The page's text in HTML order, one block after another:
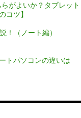
がよいか？タブレット
コツ】
！（ノート編）
トパソコンの違いは